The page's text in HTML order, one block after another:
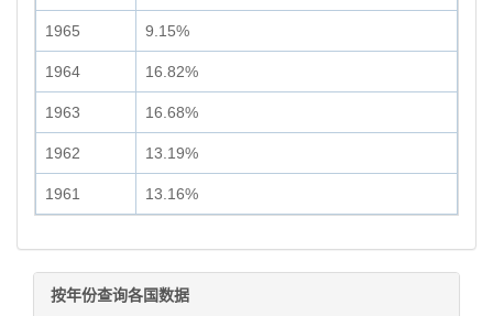
1965 9.15%
1964 16.82%
1963 16.68%
1962 13.19%
1961 13.16%
按年份查询各国数据